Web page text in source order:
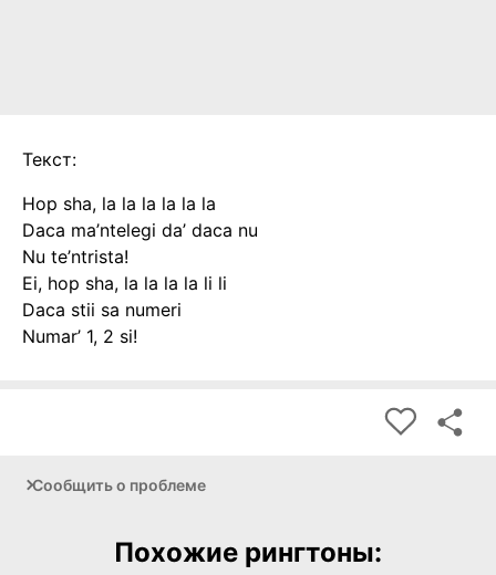
Текст:
Hop sha, la la la la la la
Daca ma’ntelegi da’ daca nu
Nu te’ntrista!
Ei, hop sha, la la la la li li
Daca stii sa numeri
Numar’ 1, 2 si!
Сообщить о проблеме
Похожие рингтоны: